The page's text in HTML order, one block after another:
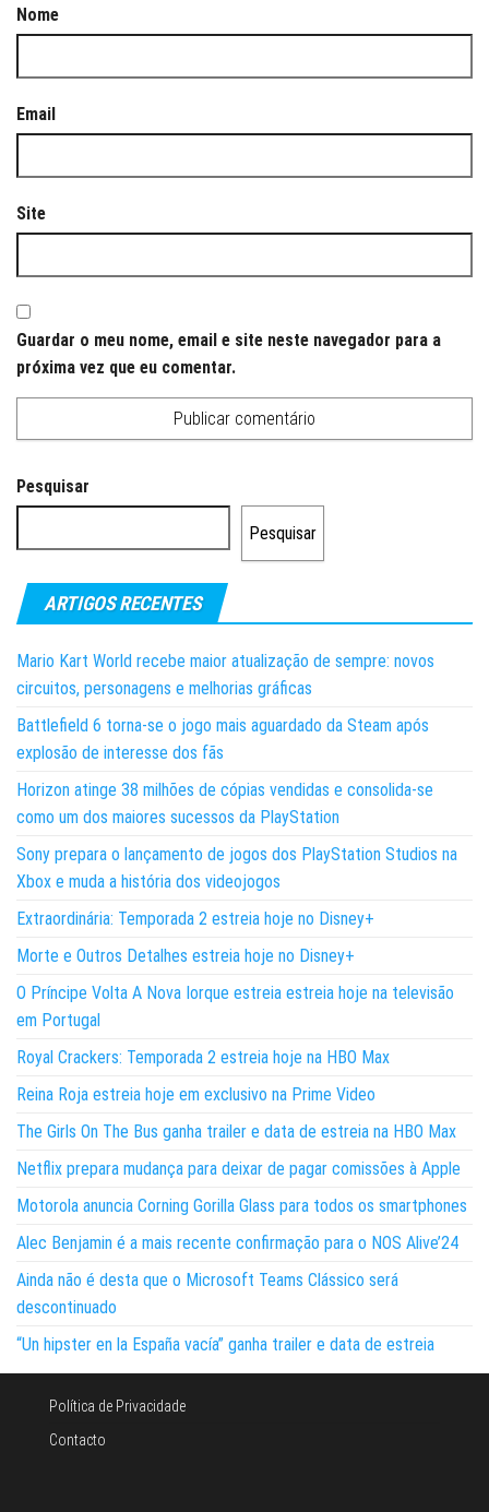
Nome
Email
Site
Guardar o meu nome, email e site neste navegador para a
próxima vez que eu comentar.
Pesquisar
Pesquisar
ARTIGOS RECENTES
Mario Kart World recebe maior atualização de sempre: novos
circuitos, personagens e melhorias gráficas
Battlefield 6 torna-se o jogo mais aguardado da Steam após
explosão de interesse dos fãs
Horizon atinge 38 milhões de cópias vendidas e consolida-se
como um dos maiores sucessos da PlayStation
Sony prepara o lançamento de jogos dos PlayStation Studios na
Xbox e muda a história dos videojogos
Extraordinária: Temporada 2 estreia hoje no Disney+
Morte e Outros Detalhes estreia hoje no Disney+
O Príncipe Volta A Nova Iorque estreia estreia hoje na televisão
em Portugal
Royal Crackers: Temporada 2 estreia hoje na HBO Max
Reina Roja estreia hoje em exclusivo na Prime Video
The Girls On The Bus ganha trailer e data de estreia na HBO Max
Netflix prepara mudança para deixar de pagar comissões à Apple
Motorola anuncia Corning Gorilla Glass para todos os smartphones
Alec Benjamin é a mais recente confirmação para o NOS Alive’24
Ainda não é desta que o Microsoft Teams Clássico será
descontinuado
“Un hipster en la España vacía” ganha trailer e data de estreia
Política de Privacidade
Contacto